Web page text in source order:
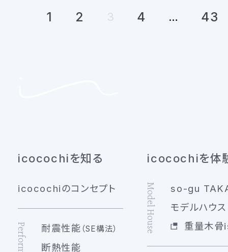
1 2 3 4 … 43
icocochiを知る
icocochiのコンセプト
耐震性能 （SE構法）
断熱性能
icocochiを体
Model House
so-gu
モデルハウ
重量木